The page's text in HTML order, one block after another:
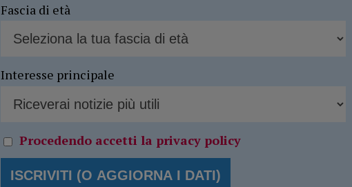
Fascia di età
Interesse principale
Procedendo accetti la privacy policy